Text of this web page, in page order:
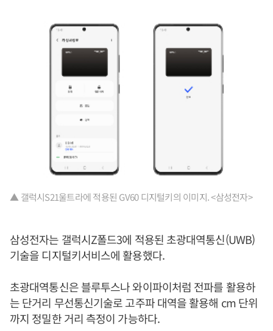
▲ 갤럭시S21울트라에 적용된 GV60 디지털키의 이미지. <삼성전자>
삼성전자는 갤럭시Z폴드3에 적용된 초광대역통신(UWB)
기술을 디지털키서비스에 활용했다.
초광대역통신은 블루투스나 와이파이처럼 전파를 활용하
는 단거리 무선통신기술로 고주파 대역을 활용해 cm 단위
까지 정밀한 거리 측정이 가능하다.